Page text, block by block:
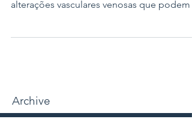
A maioria das pessoas não diferencia os